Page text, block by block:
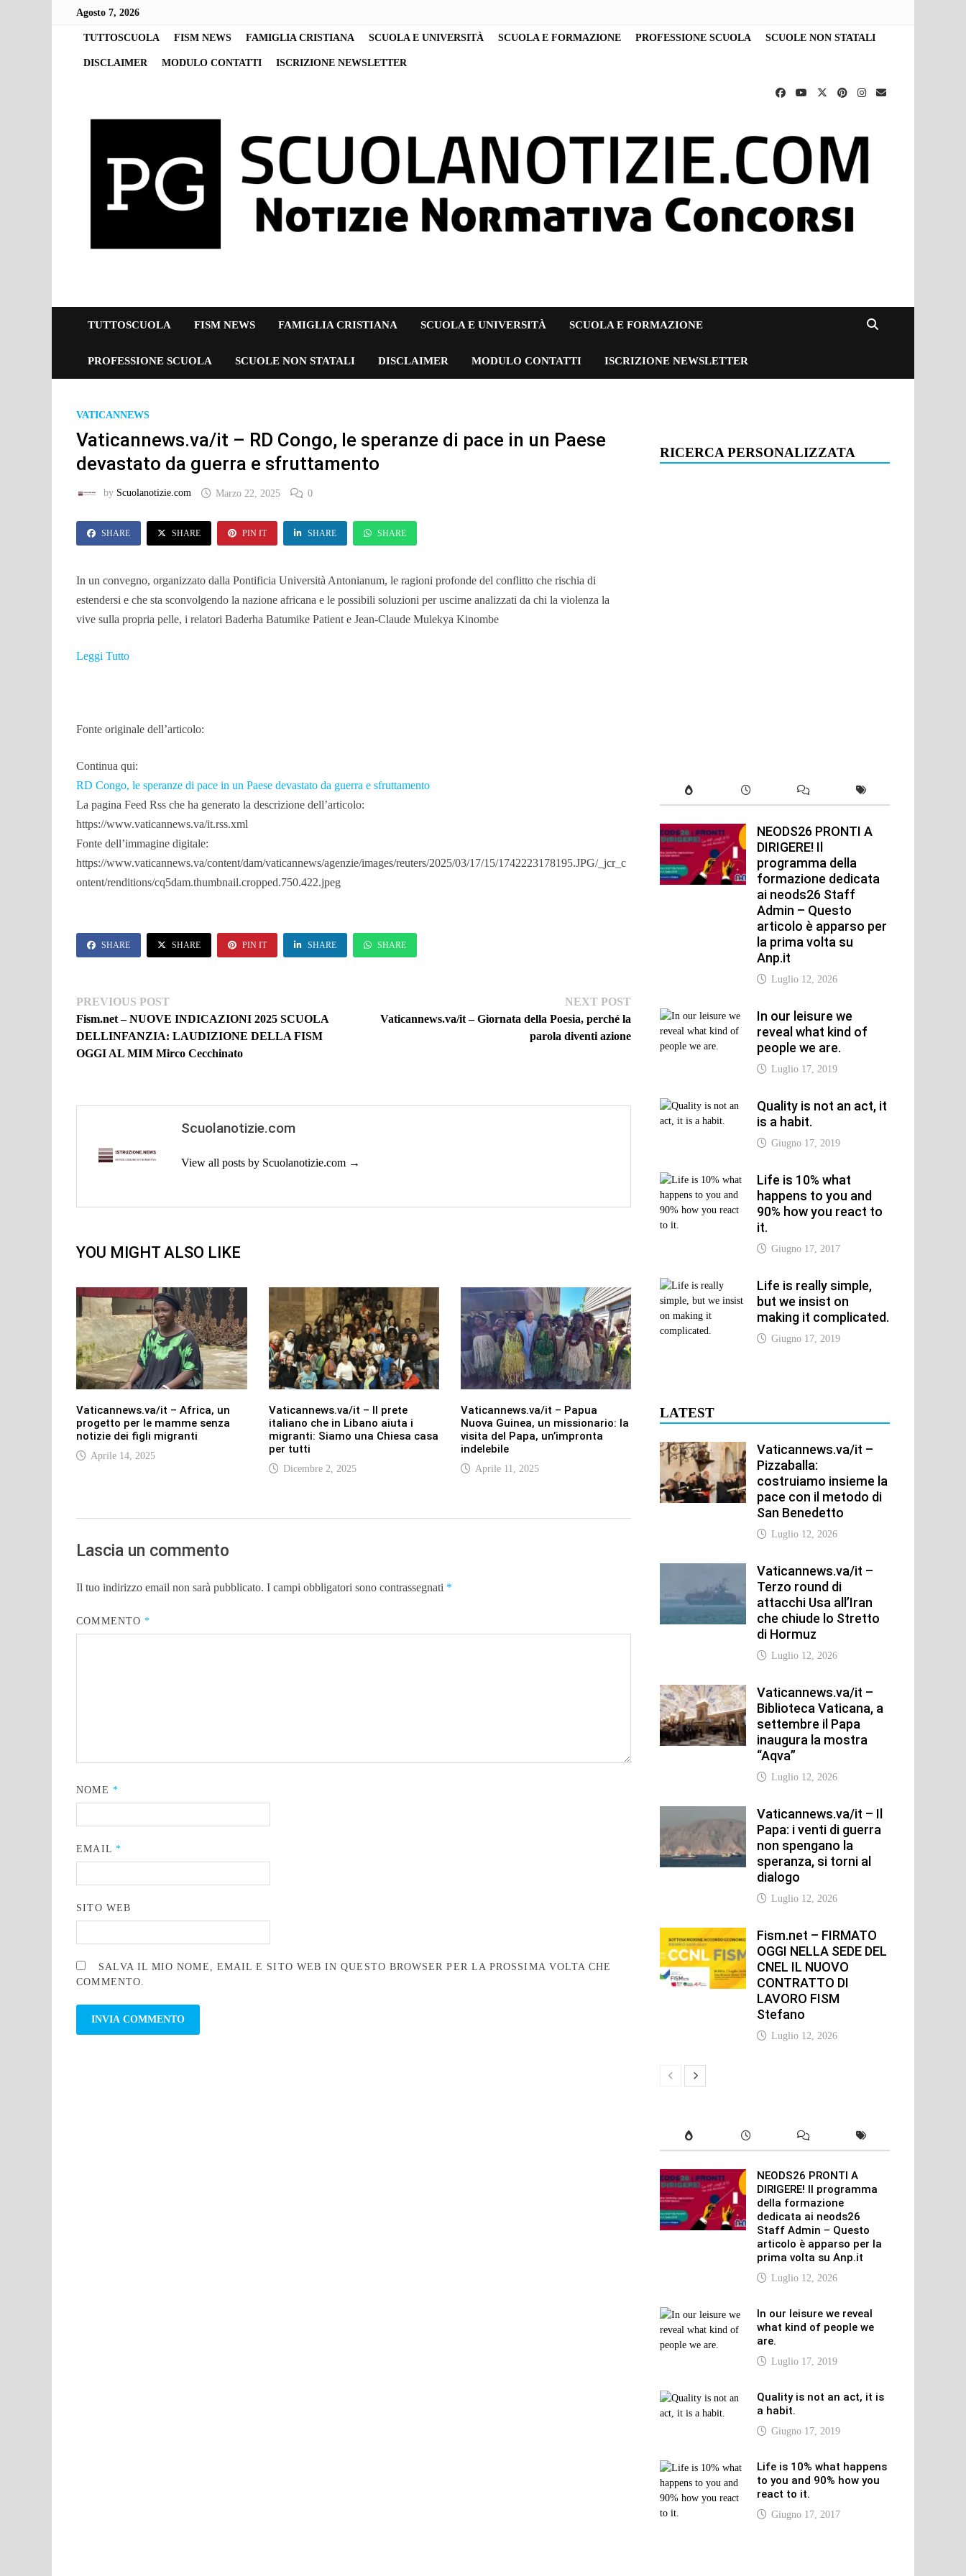
Agosto 7, 2026
TUTTOSCUOLA FISM NEWS FAMIGLIA CRISTIANA SCUOLA E UNIVERSITÀ SCUOLA E FORMAZIONE PROFESSIONE SCUOLA SCUOLE NON STATALI
DISCLAIMER MODULO CONTATTI ISCRIZIONE NEWSLETTER
TUTTOSCUOLA FISM NEWS FAMIGLIA CRISTIANA SCUOLA E UNIVERSITÀ SCUOLA E FORMAZIONE
PROFESSIONE SCUOLA SCUOLE NON STATALI DISCLAIMER MODULO CONTATTI ISCRIZIONE NEWSLETTER
VATICANNEWS
Vaticannews.va/it – RD Congo, le speranze di pace in un Paese
devastato da guerra e sfruttamento
by Scuolanotizie.com Marzo 22, 2025 0
SHARE SHARE PIN IT SHARE SHARE
In un convegno, organizzato dalla Pontificia Università Antonianum, le ragioni profonde del conflitto che rischia di
estendersi e che sta sconvolgendo la nazione africana e le possibili soluzioni per uscirne analizzati da chi la violenza la
vive sulla propria pelle, i relatori Baderha Batumike Patient e Jean-Claude Mulekya Kinombe
Leggi Tutto
Fonte originale dell’articolo:
Continua qui:
RD Congo, le speranze di pace in un Paese devastato da guerra e sfruttamento
La pagina Feed Rss che ha generato la descrizione dell’articolo:
https://www.vaticannews.va/it.rss.xml
Fonte dell’immagine digitale:
https://www.vaticannews.va/content/dam/vaticannews/agenzie/images/reuters/2025/03/17/15/1742223178195.JPG/_jcr_c
ontent/renditions/cq5dam.thumbnail.cropped.750.422.jpeg
SHARE SHARE PIN IT SHARE SHARE
Navigazione
articoli
PREVIOUS POSTPrevious
post:
Fism.net – NUOVE INDICAZIONI 2025 SCUOLA
DELLINFANZIA: LAUDIZIONE DELLA FISM
OGGI AL MIM Mirco Cecchinato
NEXT POSTNext
Vaticannews.va/it – Giornata della Poesia, perché la
parola diventi azione
Scuolanotizie.com
View all posts by Scuolanotizie.com →
YOU MIGHT ALSO LIKE
Vaticannews.va/it – Africa, un
progetto per le mamme senza
notizie dei figli migranti
Aprile 14, 2025
Vaticannews.va/it – Il prete
italiano che in Libano aiuta i
migranti: Siamo una Chiesa casa
per tutti
Dicembre 2, 2025
Vaticannews.va/it – Papua
Nuova Guinea, un missionario: la
visita del Papa, un’impronta
indelebile
Aprile 11, 2025
Lascia un commento
Il tuo indirizzo email non sarà pubblicato. I campi obbligatori sono contrassegnati *
COMMENTO *
NOME *
EMAIL *
SITO WEB
SALVA IL MIO NOME, EMAIL E SITO WEB IN QUESTO BROWSER PER LA PROSSIMA VOLTA CHE
COMMENTO.
RICERCA PERSONALIZZATA
NEODS26 PRONTI A
DIRIGERE! Il
programma della
formazione dedicata
ai neods26 Staff
Admin – Questo
articolo è apparso per
la prima volta su
Anp.it
Luglio 12, 2026
In our leisure we
reveal what kind of
people we are.
Luglio 17, 2019
Quality is not an act, it
is a habit.
Giugno 17, 2019
Life is 10% what
happens to you and
90% how you react to
it.
Giugno 17, 2017
Life is really simple,
but we insist on
making it complicated.
Giugno 17, 2019
LATEST
Vaticannews.va/it –
Pizzaballa:
costruiamo insieme la
pace con il metodo di
San Benedetto
Luglio 12, 2026
Vaticannews.va/it –
Terzo round di
attacchi Usa all’Iran
che chiude lo Stretto
di Hormuz
Luglio 12, 2026
Vaticannews.va/it –
Biblioteca Vaticana, a
settembre il Papa
inaugura la mostra
“Aqva”
Luglio 12, 2026
Vaticannews.va/it – Il
Papa: i venti di guerra
non spengano la
speranza, si torni al
dialogo
Luglio 12, 2026
Fism.net – FIRMATO
OGGI NELLA SEDE DEL
CNEL IL NUOVO
CONTRATTO DI
LAVORO FISM
Stefano
Luglio 12, 2026
NEODS26 PRONTI A
DIRIGERE! Il programma
della formazione
dedicata ai neods26
Staff Admin – Questo
articolo è apparso per la
prima volta su Anp.it
Luglio 12, 2026
In our leisure we reveal
what kind of people we
are.
Luglio 17, 2019
Quality is not an act, it is
a habit.
Giugno 17, 2019
Life is 10% what happens
to you and 90% how you
react to it.
Giugno 17, 2017